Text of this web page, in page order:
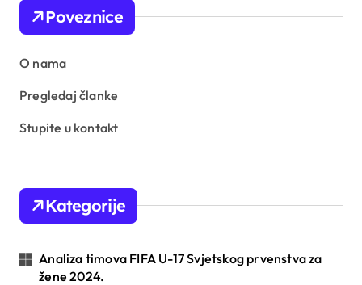
Poveznice
O nama
Pregledaj članke
Stupite u kontakt
Kategorije
Analiza timova FIFA U-17 Svjetskog prvenstva za
žene 2024.